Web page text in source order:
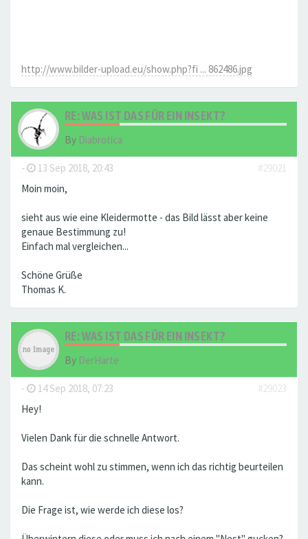
http://www.bilder-upload.eu/show.php?fi ... 862486.jpg
RE: WAS IST DAS FÜR EIN INSEKT?
By Diabrotica
- 13 Sep 2018, 20:43
#29021
Moin moin,
sieht aus wie eine Kleidermotte - das Bild lässt aber keine
genaue Bestimmung zu!
Einfach mal vergleichen...
Schöne Grüße
Thomas K.
RE: WAS IST DAS FÜR EIN INSEKT?
By DerHarte
- 14 Sep 2018, 07:23
#29023
Hey!
Vielen Dank für die schnelle Antwort.
Das scheint wohl zu stimmen, wenn ich das richtig beurteilen
kann.
Die Frage ist, wie werde ich diese los?